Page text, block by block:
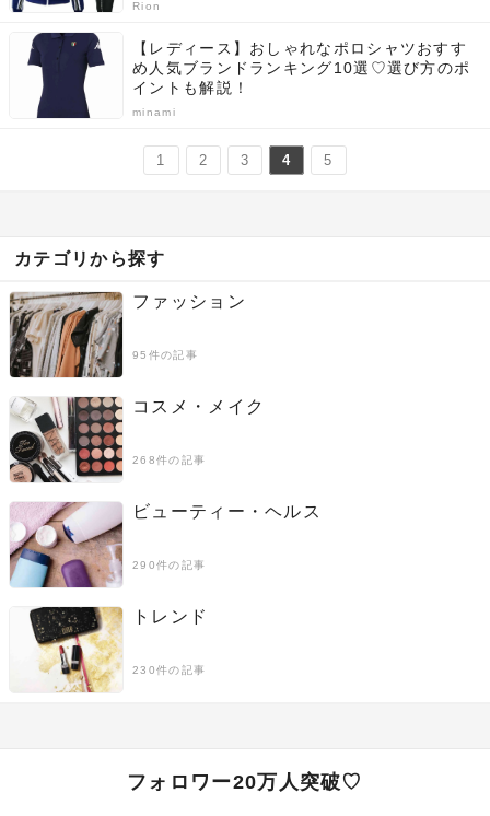
Rion
【レディース】おしゃれなポロシャツおすす
め人気ブランドランキング10選♡選び方のポ
イントも解説！
minami
1 2 3 4 5
カテゴリから探す
ファッション
95件の記事
コスメ・メイク
268件の記事
ビューティー・ヘルス
290件の記事
トレンド
230件の記事
フォロワー20万人突破♡